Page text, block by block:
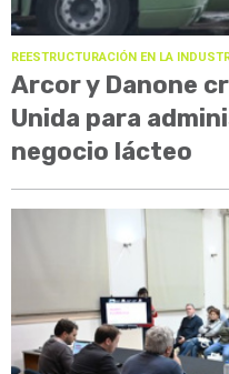
REESTRUCTURACIÓN EN LA
Arcor y Danone
Unida para
negocio lácteo